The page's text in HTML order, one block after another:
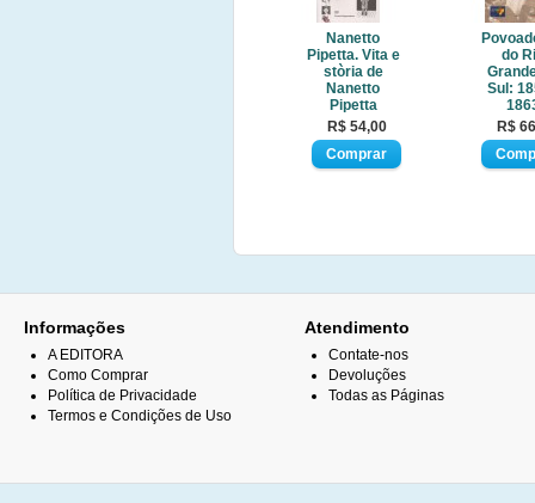
Nanetto
Pipetta. Vita e
stòria de
Nanetto
Pipetta
R$ 54,00
do
Sul:
R$
Informações
A EDITORA
Como Comprar
Política de Privacidade
Termos e Condições de Uso
Atendimento
Contate-nos
Devoluções
Todas as Páginas